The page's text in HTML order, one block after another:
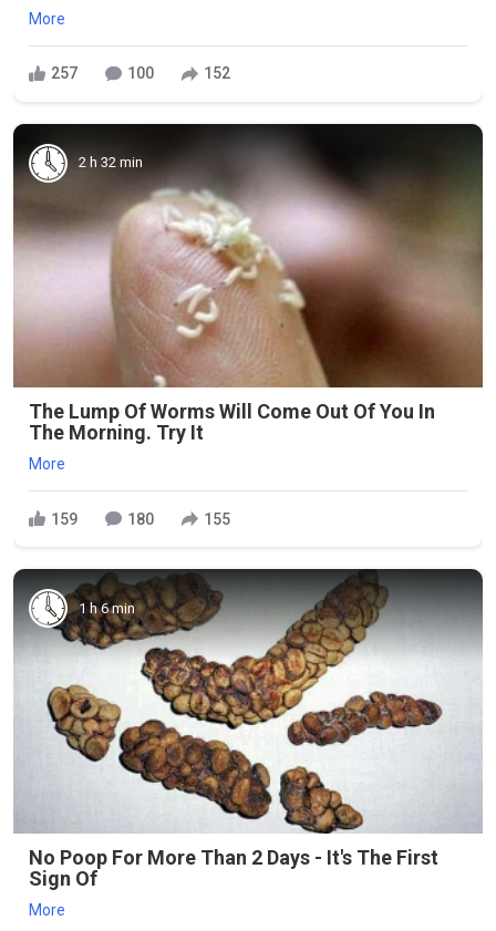
More
257 100 152
2 h 32 min
The Lump Of Worms Will Come Out Of You In
The Morning. Try It
More
159 180 155
1 h 6 min
No Poop For More Than 2 Days - It's The First
Sign Of
More